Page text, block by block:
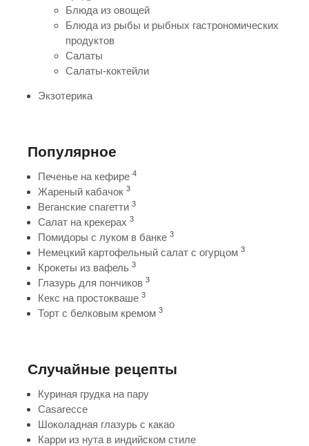
Блюда из овощей
Блюда из рыбы и рыбных гастрономических
продуктов
Салаты
Салаты-коктейли
Экзотерика
Популярное
Печенье на кефире 4
Жареный кабачок 3
Веганские спагетти 3
Салат на крекерах 3
Помидоры с луком в банке 3
Немецкий картофельный салат с огурцом 3
Крокеты из вафель 3
Глазурь для пончиков 3
Кекс на простокваше 3
Торт с белковым кремом 3
Случайные рецепты
Куриная грудка на пару
Casarecce
Шоколадная глазурь с какао
Карри из нута в индийском стиле